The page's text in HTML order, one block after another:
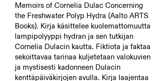
Memoirs of Cornelia Dulac Concerning
the Freshwater Polyp Hydra (Aalto ARTS
Books). Kirja käsittelee kuolemattomuutta
lampipolyyppi hydran ja sen tutkijan
Cornelia Dulacin kautta. Fiktiota ja faktaa
sekoittavaa tarinaa kuljetetaan valokuvien
ja mystisesti kadonneen Dulacin
kenttäpäiväkirjojen avulla. Kirja laajentaa